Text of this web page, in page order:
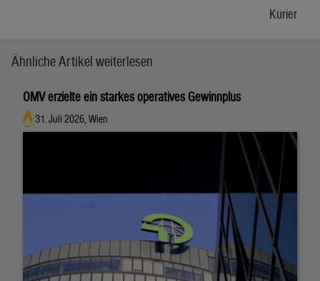
Kurier
Ähnliche Artikel weiterlesen
OMV erzielte ein starkes operatives Gewinnplus
31. Juli 2026, Wien